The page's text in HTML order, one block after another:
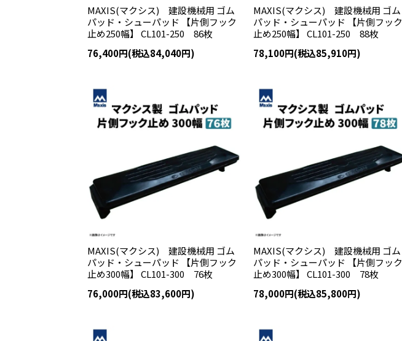
MAXIS(マクシス) 建設機械用 ゴム
パッド・シューパッド 【片側フック
止め250幅】 CL101-250 86枚
76,400円(税込84,040円)
MAXIS(マクシス) 建設機械用 ゴム
パッド・シューパッド 【片側フック
止め250幅】 CL101-250 88枚
78,100円(税込85,910円)
MAXIS(マクシス) 建設機械用 ゴム
パッド・シューパッド 【片側フック
止め300幅】 CL101-300 76枚
76,000円(税込83,600円)
MAXIS(マクシス) 建設機械用 ゴム
パッド・シューパッド 【片側フック
止め300幅】 CL101-300 78枚
78,000円(税込85,800円)